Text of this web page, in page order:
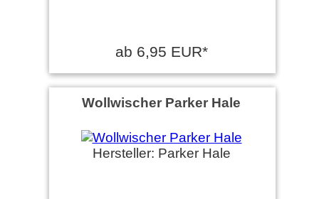
ab 6,95 EUR*
Wollwischer Parker Hale
Hersteller: Parker Hale